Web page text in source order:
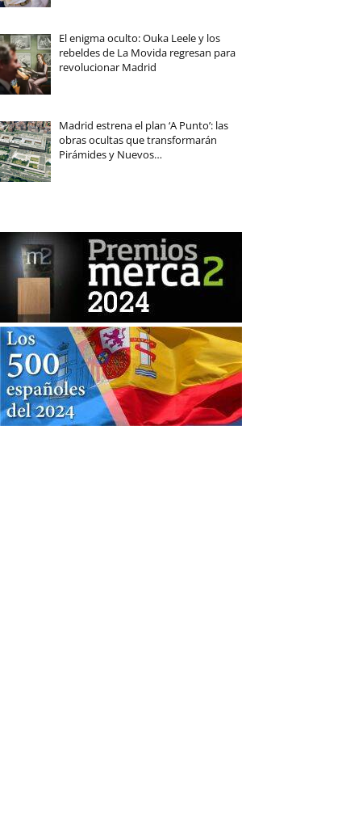
El enigma oculto: Ouka Leele y los
rebeldes de La Movida regresan para
revolucionar Madrid
Madrid estrena el plan ‘A Punto’: las
obras ocultas que transformarán
Pirámides y Nuevos…